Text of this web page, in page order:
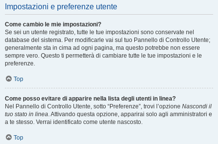
Impostazioni e preferenze utente
Come cambio le mie impostazioni?
Se sei un utente registrato, tutte le tue impostazioni sono conservate nel
database del sistema. Per modificarle vai sul tuo Pannello di Controllo Utente;
generalmente sta in cima ad ogni pagina, ma questo potrebbe non essere
sempre vero. Questo ti permetterà di cambiare tutte le tue impostazioni e le
preferenze.
Top
Come posso evitare di apparire nella lista degli utenti in linea?
Nel Pannello di Controllo Utente, sotto “Preferenze”, trovi l’opzione Nascondi il
tuo stato in linea. Attivando questa opzione, apparirai solo agli amministratori e
a te stesso. Verrai identificato come utente nascosto.
Top